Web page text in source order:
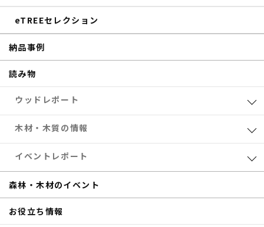
eTREEセレクション
納品事例
読み物
ウッドレポート
業界レポート
eTREEコラム
サステナブル
木材・木質の情報
森林・木材のお得情報
木材加工
補助金
イベントレポート
共催セミナー
eTREE TALK
森林・木材のイベント
お役立ち情報